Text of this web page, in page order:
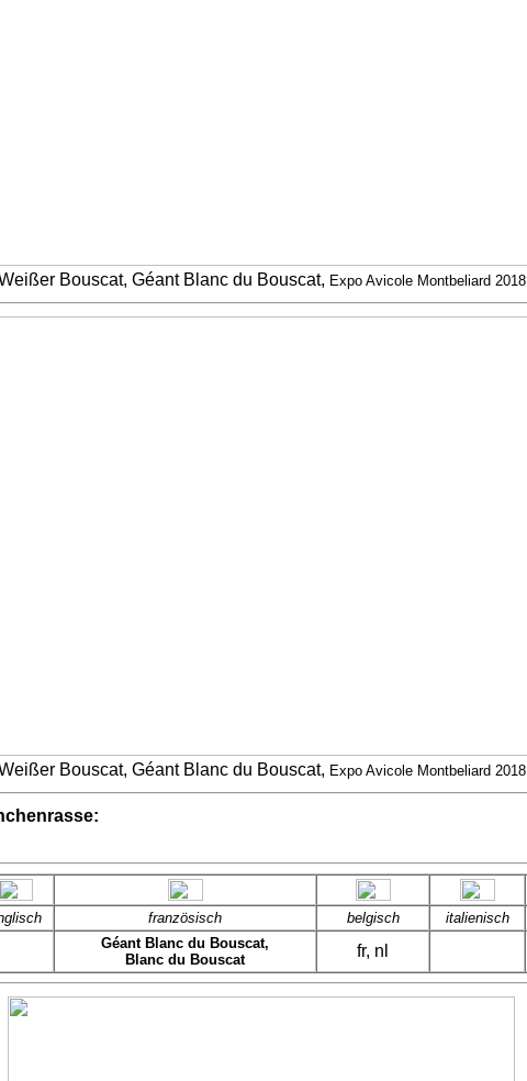
Bouscat, Géant Blanc du Bouscat, Expo Avicole Montbeliard 2018
Bouscat, Géant Blanc du Bouscat, Expo Avicole Montbeliard 2018
französisch belgisch italienisch
Géant Blanc du Bouscat,
Blanc du Bouscat
fr, nl